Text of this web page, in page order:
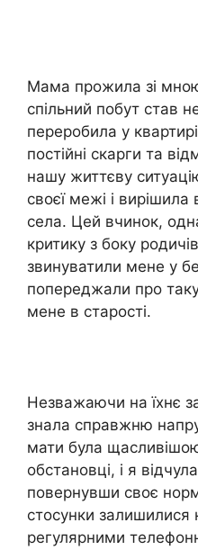
Мама прожила зі
спільний побут став
переробила у
постійні скарги та
нашу життєву
своєї межі і вирішила
села. Цей вчинок,
критику з боку
звинуватили мене у
попереджали про
мене в старості.
Незважаючи на їхнє
знала справжню
мати була
обстановці, і я
повернувши своє
стосунки залишилися
регулярними